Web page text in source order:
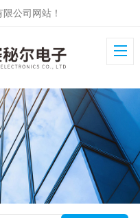
公司网站！